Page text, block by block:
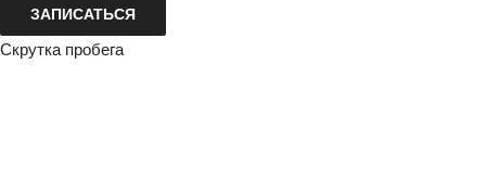
ЗАПИСАТЬСЯ
Скрутка пробега